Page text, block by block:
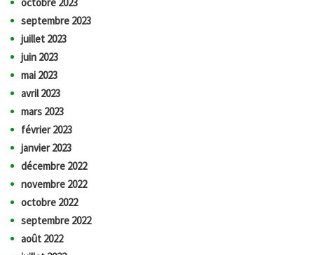
octobre 2023
septembre 2023
juillet 2023
juin 2023
mai 2023
avril 2023
mars 2023
février 2023
janvier 2023
décembre 2022
novembre 2022
octobre 2022
septembre 2022
août 2022